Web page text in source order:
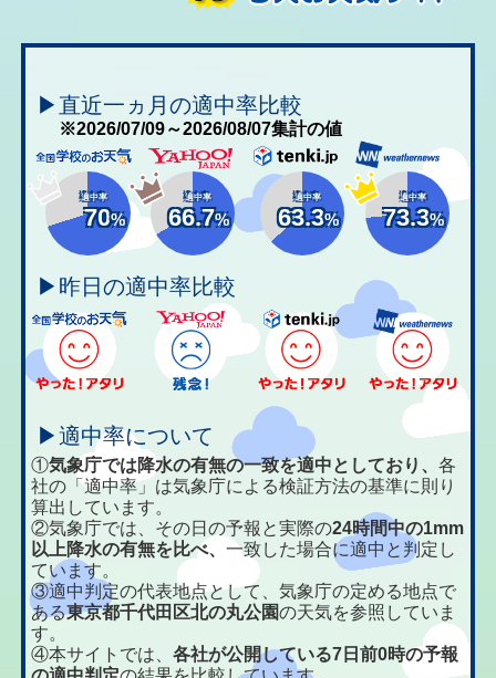
▶直近一ヵ月の適中率比較
※2026/07/09～2026/08/07集計の値
適中率
70%
適中率
66.7%
適中率
63.3%
適中率
73.3%
▶昨日の適中率比較
▶適中率について
①気象庁では降水の有無の一致を適中としており、各
社の「適中率」は気象庁による検証方法の基準に則り
算出しています。
②気象庁では、その日の予報と実際の24時間中の1mm
以上降水の有無を比べ、一致した場合に適中と判定し
ています。
③適中判定の代表地点として、気象庁の定める地点で
ある東京都千代田区北の丸公園の天気を参照していま
す。
④本サイトでは、各社が公開している7日前0時の予報